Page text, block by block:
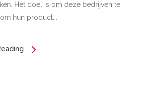
Het doel is om deze bedrijven te
hun product...